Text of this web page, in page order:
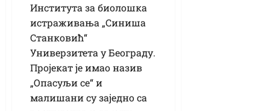
Института за биолошка
истраживања „Синиша
Станковић“
Универзитета у Београду.
Пројекат је имао назив
„Опасуљи се“ и
малишани су заједно са